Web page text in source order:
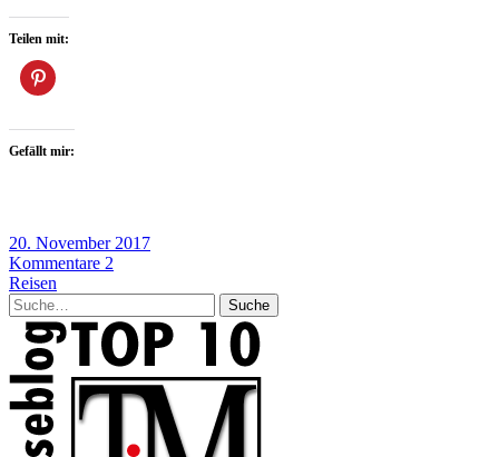
Teilen mit:
Gefällt mir:
20. November 2017
Kommentare 2
Reisen
Suche